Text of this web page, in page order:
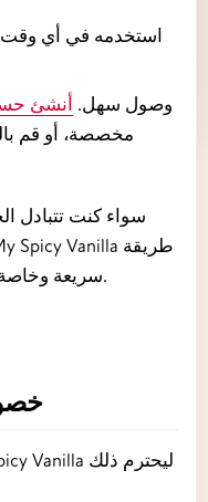
استخدمه في أي
وصول سهل. أنشئ
مخصصة، أو قم
سواء كنت تتبادل
سريعة وخاصة لتحصل على ما تبحث عنه بالضبط.